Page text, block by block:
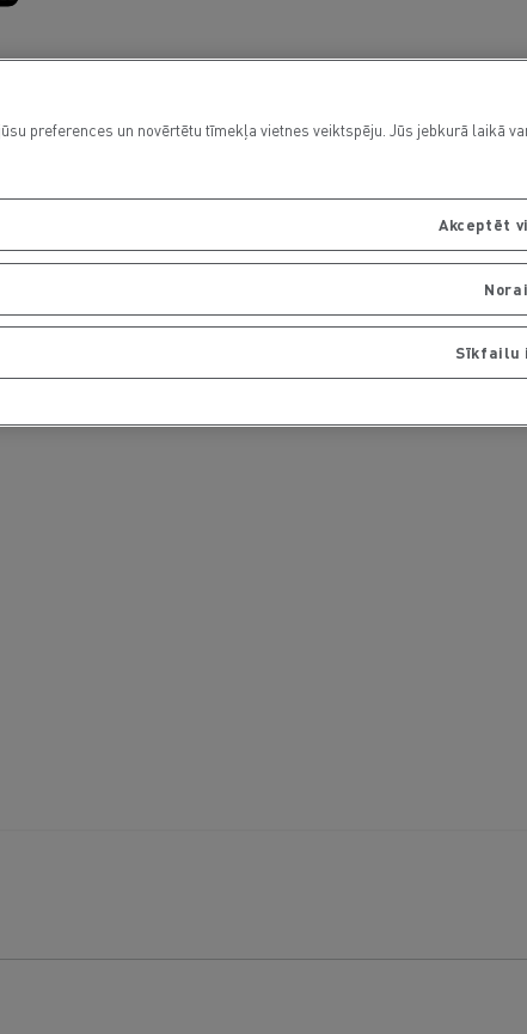
preferences un novērtētu tīmekļa vietnes veiktspēju. Jūs jebkurā
Akceptēt
Sīkfailu